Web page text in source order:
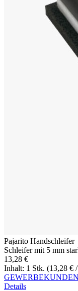
Pajarito Handschleifer
Schleifer mit 5 mm
13,28 €
Inhalt: 1 Stk. (13,28 €
Details